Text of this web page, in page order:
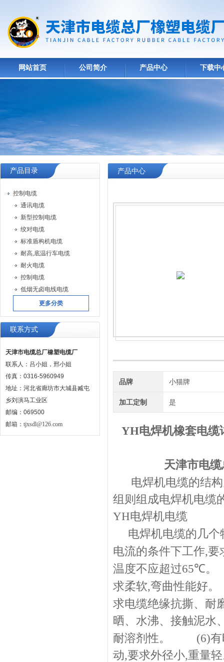
网站首页 公司简介 产品中心 下载中
产品目录
控制电缆
通讯电缆
新型控制电缆
绞对电缆
标准盾构机电缆
耐高,底温行车电缆
耐火电缆
控制电缆
低烟无卤电线电缆
更多分类
联系方式
天津市电缆总厂橡塑电缆厂
联系人：吕小姐，邢小姐
传真：0316-5960949
地址：河北省廊坊市大城县臧屯
乡刘演马工业区
邮编：069500
邮箱： tjxsdl@126.com
产品中心
品牌 小猫牌
加工定制 是
YH电焊机橡套电缆
天津市电缆总
电焊机电缆的结
组则组成电焊机电缆
YH电焊机电缆
电焊机电缆的几个
电流的条件下工作,要
温度不应超过65℃。
求柔软,弯曲性能好。
求电缆绝缘抗撕、耐
晒、水沸、接触泥水
耐溶剂性。
(6)
动,要求外径小,重量